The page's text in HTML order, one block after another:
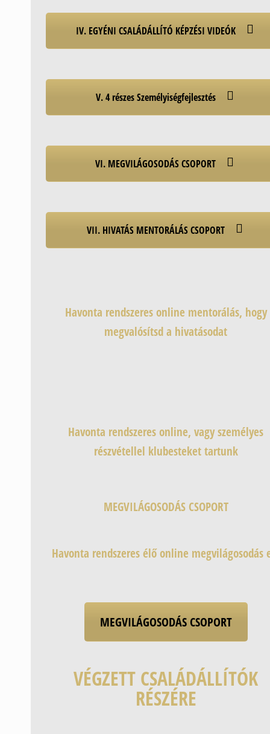
IV. EGYÉNI CSALÁDÁLLÍTÓ KÉPZÉSI VIDEÓK
V. 4 részes Személyiségfejlesztés
VI. MEGVILÁGOSODÁS CSOPORT
VII. HIVATÁS MENTORÁLÁS CSOPORT
Havonta rendszeres online mentorálás, hogy
megvalósítsd a hivatásodat
Havonta rendszeres online, vagy személyes
részvétellel klubesteket tartunk
MEGVILÁGOSODÁS CSOPORT
Havonta rendszeres élő online megvilágosodás
MEGVILÁGOSODÁS CSOPORT
VÉGZETT CSALÁDÁLLÍTÓK
RÉSZÉRE